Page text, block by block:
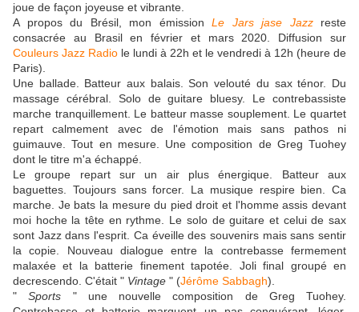
joue de façon joyeuse et vibrante.
A propos du Brésil, mon émission Le Jars jase Jazzreste
consacrée au Brasil en février et mars 2020. Diffusion sur
Couleurs Jazz Radio le lundi à 22h et le vendredi à 12h (heure de
Paris).
Une ballade. Batteur aux balais. Son velouté du sax ténor. Du
massage cérébral. Solo de guitare bluesy. Le contrebassiste
marche tranquillement. Le batteur masse souplement. Le quartet
repart calmement avec de l'émotion mais sans pathos ni
guimauve. Tout en mesure. Une composition de Greg Tuohey
dont le titre m'a échappé.
Le groupe repart sur un air plus énergique. Batteur aux
baguettes. Toujours sans forcer. La musique respire bien. Ca
marche. Je bats la mesure du pied droit et l'homme assis devant
moi hoche la tête en rythme. Le solo de guitare et celui de sax
sont Jazz dans l'esprit. Ca éveille des souvenirs mais sans sentir
la copie. Nouveau dialogue entre la contrebasse fermement
malaxée et la batterie finement tapotée. Joli final groupé en
decrescendo. C'était " Vintage " (Jérôme Sabbagh).
"Sports " une nouvelle composition de Greg Tuohey.